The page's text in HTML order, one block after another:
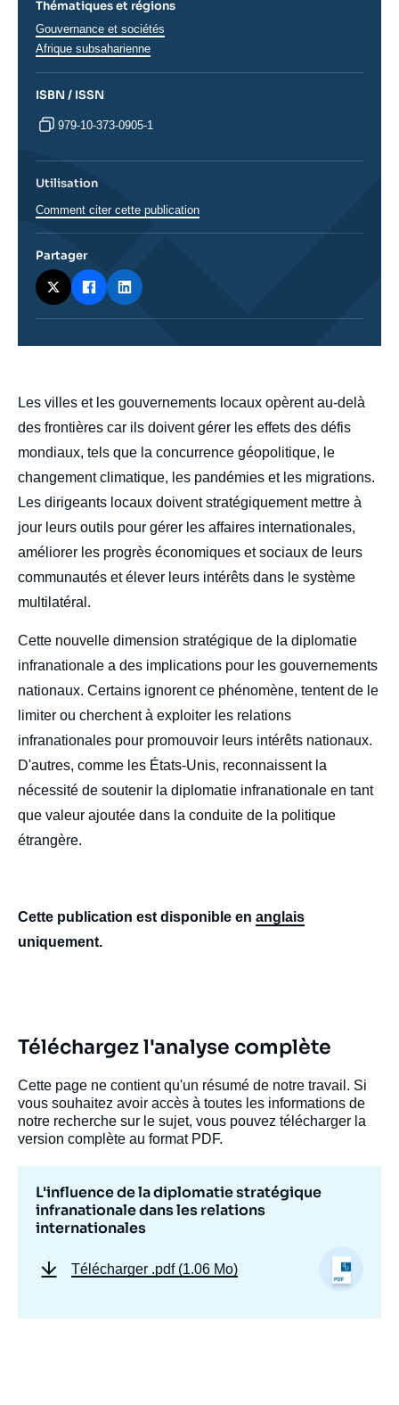
body
Les villes et les gouvernements locaux opèrent au-delà
des frontières car ils doivent gérer les effets des défis
mondiaux, tels que la concurrence géopolitique, le
changement climatique, les pandémies et les migrations.
Les dirigeants locaux doivent stratégiquement mettre à
jour leurs outils pour gérer les affaires internationales,
améliorer les progrès économiques et sociaux de leurs
communautés et élever leurs intérêts dans le système
multilatéral.
Cette nouvelle dimension stratégique de la diplomatie
infranationale a des implications pour les gouvernements
nationaux. Certains ignorent ce phénomène, tentent de le
limiter ou cherchent à exploiter les relations
infranationales pour promouvoir leurs intérêts nationaux.
D'autres, comme les États-Unis, reconnaissent la
nécessité de soutenir la diplomatie infranationale en tant
que valeur ajoutée dans la conduite de la politique
étrangère.
Cette publication est disponible en anglais
uniquement.
Thématiques et régions
Thématiques
analyses
Gouvernance et sociétés
Régions
Afrique subsaharienne
ISBN / ISSN
979-10-373-0905-1
Utilisation
Comment citer cette publication
Partager
Téléchargez l'analyse complète
Cette page ne contient qu'un résumé de notre travail. Si
vous souhaitez avoir accès à toutes les informations de
notre recherche sur le sujet, vous pouvez télécharger la
version complète au format PDF.
L'influence de la diplomatie stratégique
infranationale dans les relations
internationales
Télécharger .pdf (1.06 Mo)